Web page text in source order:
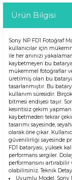
Ürün Bilgisi
Sony NP FD1 Fotoğraf
kullanıcılar için
ile her anınızı
kaybetmeyen bu
mükemmel fotoğraflar
üretilmiş olan bu
tasarlanmıştır. Bu
kullanım süresidir.
bitmesi endişesi taşır.
kesintisiz çekim
kaybetmeden tekrar
tasarımı sayesinde,
olarak öne çıkar.
güvenilirliği sayesinde
FD1 bataryası, yüksek
performans sergiler.
performansını
olabilirsiniz. Teknik
Uyumlu Model: Sony